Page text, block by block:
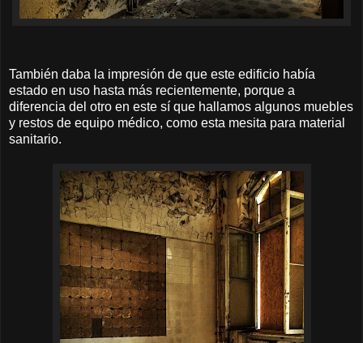
También daba la impresión de que este edificio había
estado en uso hasta más recientemente, porque a
diferencia del otro en este sí que hallamos algunos muebles
y restos de equipo médico, como esta mesita para material
sanitario.